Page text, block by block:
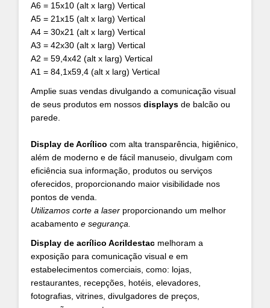
A6 = 15x10 (alt x larg) Vertical
A5 = 21x15 (alt x larg) Vertical
A4 = 30x21 (alt x larg) Vertical
A3 = 42x30 (alt x larg) Vertical
A2 = 59,4x42 (alt x larg) Vertical
A1 = 84,1x59,4 (alt x larg) Vertical
Amplie suas vendas divulgando a comunicação visual
de seus produtos em nossos displays de balcão ou
parede.
Display de Acrílico com alta transparência, higiênico,
além de moderno e de fácil manuseio, divulgam com
eficiência sua informação, produtos ou serviços
oferecidos, proporcionando maior visibilidade nos
pontos de venda.
Utilizamos corte a laser proporcionando um melhor
acabamento e segurança.
Display de acrílico Acrildestac melhoram a
exposição para comunicação visual e em
estabelecimentos comerciais, como: lojas,
restaurantes, recepções, hotéis, elevadores,
fotografias, vitrines, divulgadores de preços,